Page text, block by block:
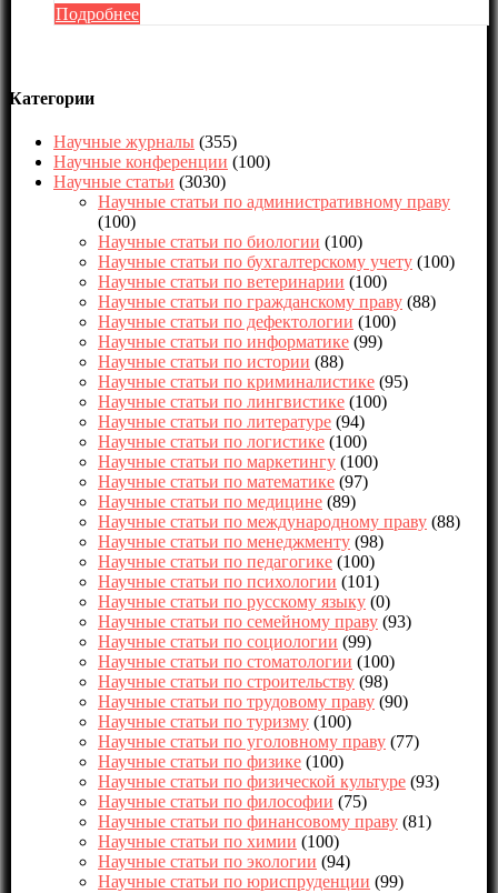
Подробнее
Категории
Научные журналы (355)
Научные конференции (100)
Научные статьи (3030)
Научные статьи по административному праву
(100)
Научные статьи по биологии (100)
Научные статьи по бухгалтерскому учету (100)
Научные статьи по ветеринарии (100)
Научные статьи по гражданскому праву (88)
Научные статьи по дефектологии (100)
Научные статьи по информатике (99)
Научные статьи по истории (88)
Научные статьи по криминалистике (95)
Научные статьи по лингвистике (100)
Научные статьи по литературе (94)
Научные статьи по логистике (100)
Научные статьи по маркетингу (100)
Научные статьи по математике (97)
Научные статьи по медицине (89)
Научные статьи по международному праву (88)
Научные статьи по менеджменту (98)
Научные статьи по педагогике (100)
Научные статьи по психологии (101)
Научные статьи по русскому языку (0)
Научные статьи по семейному праву (93)
Научные статьи по социологии (99)
Научные статьи по стоматологии (100)
Научные статьи по строительству (98)
Научные статьи по трудовому праву (90)
Научные статьи по туризму (100)
Научные статьи по уголовному праву (77)
Научные статьи по физике (100)
Научные статьи по физической культуре (93)
Научные статьи по философии (75)
Научные статьи по финансовому праву (81)
Научные статьи по химии (100)
Научные статьи по экологии (94)
Научные статьи по юриспруденции (99)